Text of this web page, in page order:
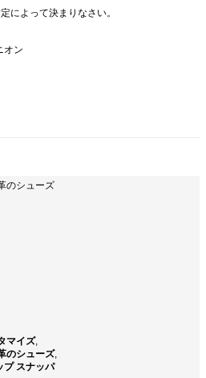
によって決まりなさい。
オン
のシューズ
マイズ,
のシューズ,
プ スナッパ